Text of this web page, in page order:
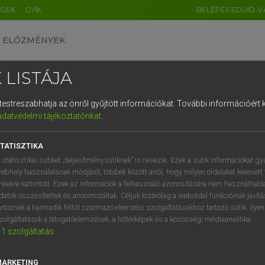
GYIK BELÉPÉS EDUID-
ELŐZMÉNYEK
egyetemes nagyszótár
VAN ELŐFIZETÉSED?
megtekintéséhez.
LISTÁJA
az önről gyűjtött információkat. További információért
tájékoztatónkat.
statisztikai sütiket „teljesítménysütiknek” is nevezik. Ezek a sütik információkat
használatának módjáról, többek között arról, hogy milyen oldalakat keresett
kattintott. Ezek az információk a felhasználó azonosítására nem
összesítettek és anonimizáltak. Céljuk kizárólag a weboldal funkcióinak
a harmadik féltől származó elemzési szolgáltatásokhoz tartozó sütik;
a látogatóelemzések, a hőtérképek és a közösségi médiaanalitika.
1 szolgáltatás
DE CN FR ES IT NL
1 2 3 4 5 6 7 8 9
q w e r t z u i
a s d f g h j k l é
í y x c v b n m , .